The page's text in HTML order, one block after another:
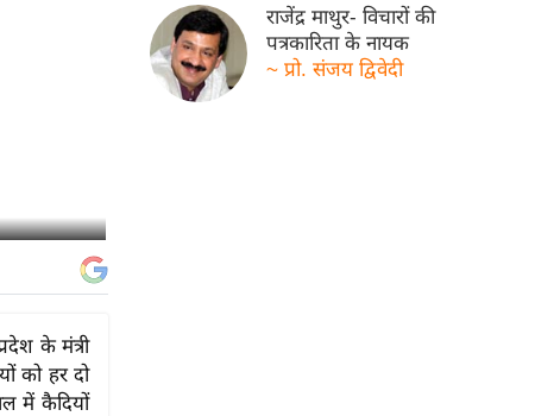
के मंत्री
को हर दो
में कैदियों
राजेंद्र माथुर- विचारों की
पत्रकारिता के नायक
~ प्रो. संजय द्विवेदी